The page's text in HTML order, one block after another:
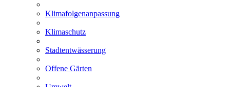
Klimafolgenanpassung
Klimaschutz
Stadtentwässerung
Offene Gärten